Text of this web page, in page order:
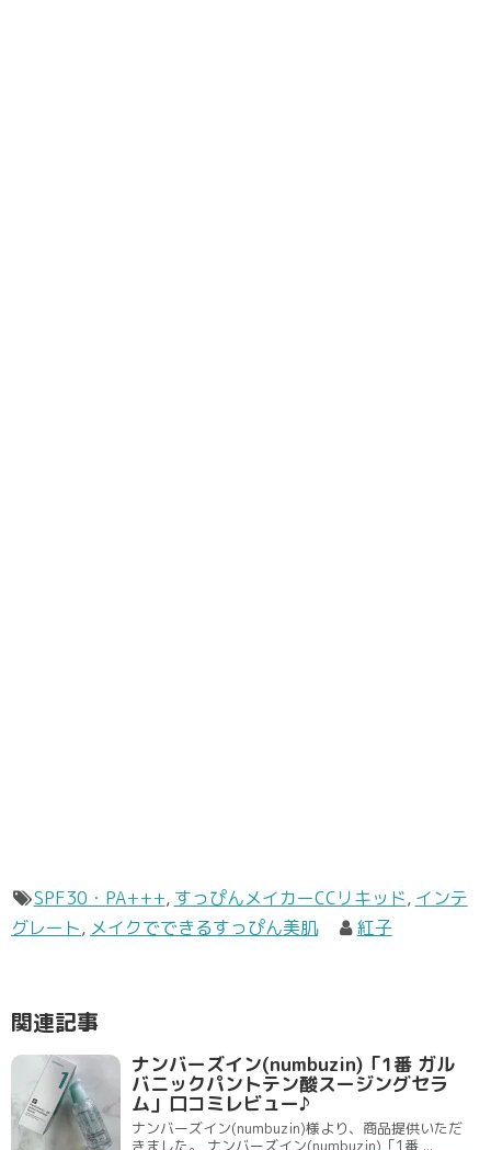
SPF30・PA+++, すっぴんメイカーCCリキッド, インテ
グレート, メイクでできるすっぴん美肌 紅子
関連記事
ナンバーズイン(numbuzin)「1番 ガル
バニックパントテン酸スージングセラ
ム」口コミレビュー♪
ナンバーズイン(numbuzin)様より、商品提供いただ
きました。 ナンバーズイン(numbuzin)「1番 ...